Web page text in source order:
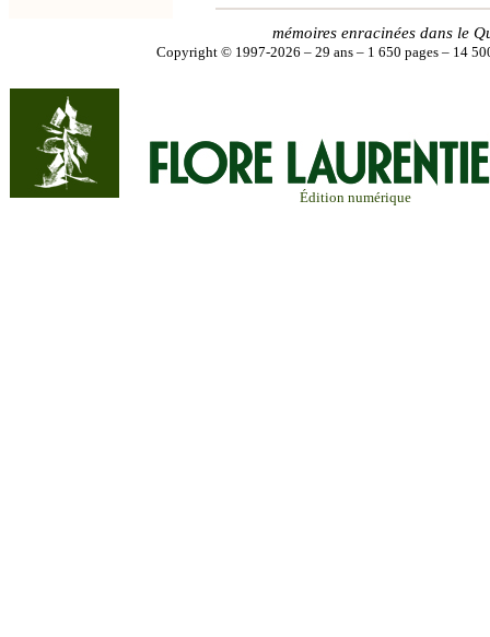
mémoires enracinées dans le
Copyright © 1997-2026 – 29 ans – 1 650 pages – 14
Édition numérique